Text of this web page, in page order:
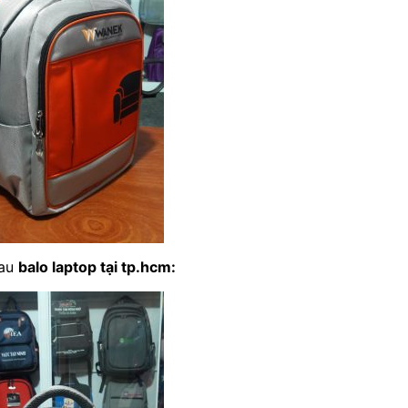
balo laptop tại tp.hcm: